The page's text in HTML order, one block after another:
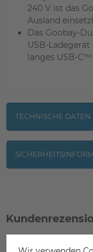
240 V ist das
Ausland
Das Goobay-
USB-Ladegerät
langes USB-
TECHNISCHE DATEN